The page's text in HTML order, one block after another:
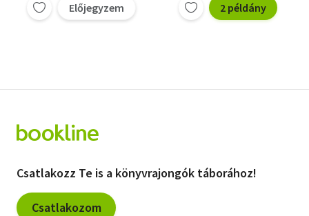
Előjegyzem 2 példány
Csatlakozz Te is a könyvrajongók táborához!
Csatlakozom